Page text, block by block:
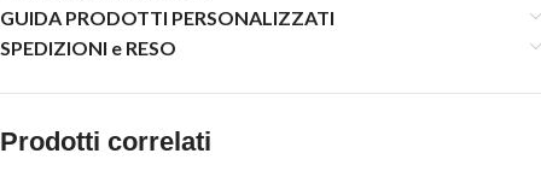
GUIDA PRODOTTI PERSONALIZZATI
SPEDIZIONI e RESO
Prodotti correlati